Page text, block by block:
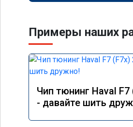
Примеры наших
Чип тюнинг Haval F7
- давайте шить